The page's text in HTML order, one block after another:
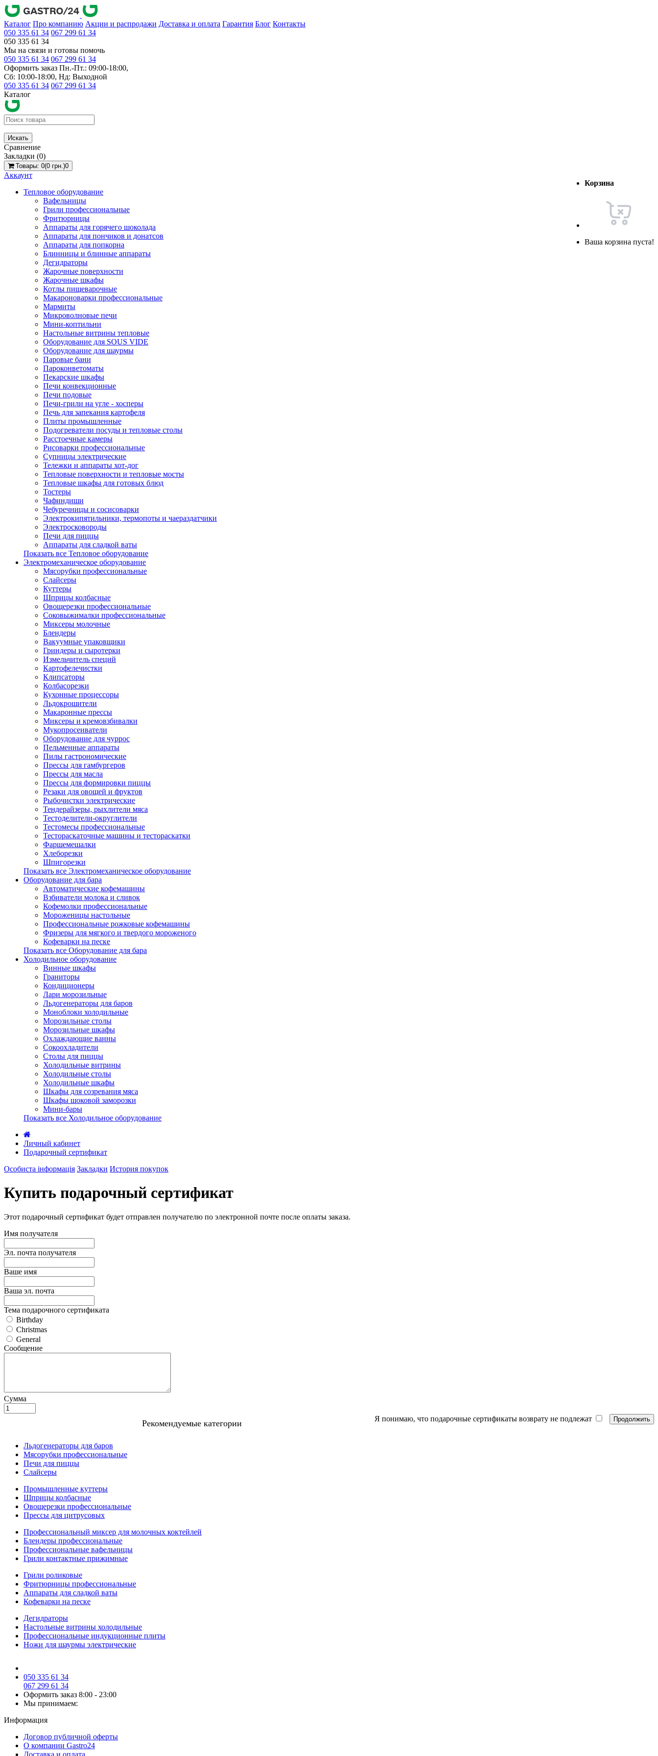
Каталог Про компанию Акции и распродажи Доставка и оплата Гарантия Блог Контакты
050 335 61 34 067 299 61 34
050 335 61 34
Мы на связи и готовы помочь
050 335 61 34 067 299 61 34
Оформить заказ Пн.-Пт.: 09:00-18:00,
Сб: 10:00-18:00, Нд: Выходной
050 335 61 34 067 299 61 34
Каталог
Искать
Сравнение
Закладки (0)
Товары: 0(0 грн.)0
Корзина
Ваша корзина пуста!
Аккаунт
Тепловое оборудование
Вафельницы
Грили профессиональные
Фритюрницы
Аппараты для горячего шоколада
Аппараты для пончиков и донатсов
Аппараты для попкорна
Блинницы и блинные аппараты
Дегидраторы
Жарочные поверхности
Жарочные шкафы
Котлы пищеварочные
Макароноварки профессиональные
Мармиты
Микроволновые печи
Мини-коптильни
Настольные витрины тепловые
Оборудование для SOUS VIDE
Оборудование для шаурмы
Паровые бани
Пароконветоматы
Пекарские шкафы
Печи конвекционные
Печи подовые
Печи-грили на угле - хосперы
Печь для запекания картофеля
Плиты промышленные
Подогреватели посуды и тепловые столы
Расстоечные камеры
Рисоварки профессиональные
Супницы электрические
Тележки и аппараты хот-дог
Тепловые поверхности и тепловые мосты
Тепловые шкафы для готовых блюд
Тостеры
Чафиндиши
Чебуречницы и сосисоварки
Электрокипятильники, термопоты и чаераздатчики
Электросковороды
Печи для пиццы
Аппараты для сладкой ваты
Показать все Тепловое оборудование
Электромеханическое оборудование
Мясорубки профессиональные
Слайсеры
Куттеры
Шприцы колбасные
Овощерезки профессиональные
Соковыжималки профессиональные
Миксеры молочные
Блендеры
Вакуумные упаковщики
Гриндеры и сыротерки
Измельчитель специй
Картофелечистки
Клипсаторы
Колбасорезки
Кухонные процессоры
Льдокрошители
Макаронные прессы
Миксеры и кремовзбивалки
Мукопросеиватели
Оборудование для чуррос
Пельменные аппараты
Пилы гастрономические
Прессы для гамбургеров
Прессы для масла
Прессы для формировки пиццы
Резаки для овощей и фруктов
Рыбочистки электрические
Тендерайзеры, рыхлители мяса
Тестоделители-округлители
Тестомесы профессиональные
Тестораскаточные машины и тестораскатки
Фаршемешалки
Хлеборезки
Шпигорезки
Показать все Электромеханическое оборудование
Оборудование для бара
Автоматические кофемашины
Взбиватели молока и сливок
Кофемолки профессиональные
Мороженицы настольные
Профессиональные рожковые кофемашины
Фризеры для мягкого и твердого мороженого
Кофеварки на песке
Показать все Оборудование для бара
Холодильное оборудование
Винные шкафы
Граниторы
Кондиционеры
Лари морозильные
Льдогенераторы для баров
Моноблоки холодильные
Морозильные столы
Морозильные шкафы
Охлаждающие ванны
Сокоохладители
Столы для пиццы
Холодильные витрины
Холодильные столы
Холодильные шкафы
Шкафы для созревания мяса
Шкафы шоковой заморозки
Мини-бары
Показать все Холодильное оборудование
Личный кабинет
Подарочный сертификат
Особиста інформація Закладки История покупок
Купить подарочный сертификат
Этот подарочный сертификат будет отправлен получателю по электронной почте после оплаты заказа.
Имя получателя
Эл. почта получателя
Ваше имя
Ваша эл. почта
Тема подарочного сертификата
Birthday
Christmas
General
Сообщение
Сумма
Я понимаю, что подарочные сертификаты возврату не подлежат
Рекомендуемые категории
Льдогенераторы для баров
Мясорубки профессиональные
Печи для пиццы
Слайсеры
Промышленные куттеры
Шприцы колбасные
Овощерезки профессиональные
Прессы для цитрусовых
Профессиональный миксер для молочных коктейлей
Блендеры профессиональные
Профессиональные вафельницы
Грили контактные прижимные
Грили роликовые
Фритюрницы профессиональные
Аппараты для сладкой ваты
Кофеварки на песке
Дегидраторы
Настольные витрины холодильные
Профессиональные индукционные плиты
Ножи для шаурмы электрические
050 335 61 34
067 299 61 34
Оформить заказ 8:00 - 23:00
Мы принимаем:
Информация
Договор публичной оферты
О компании Gastro24
Доставка и оплата